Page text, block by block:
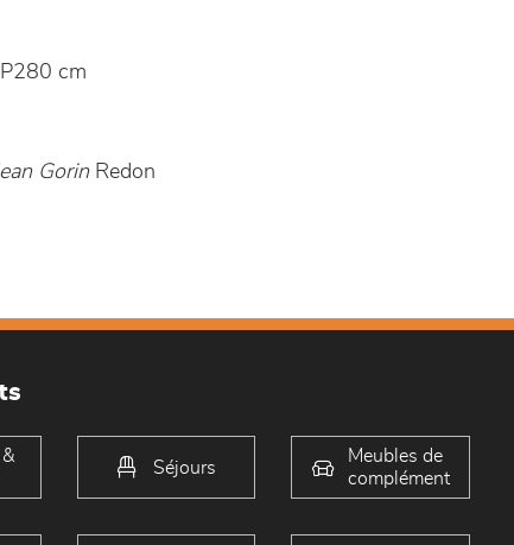
cm
GorinRedon
Séjours
Meubles de
complément